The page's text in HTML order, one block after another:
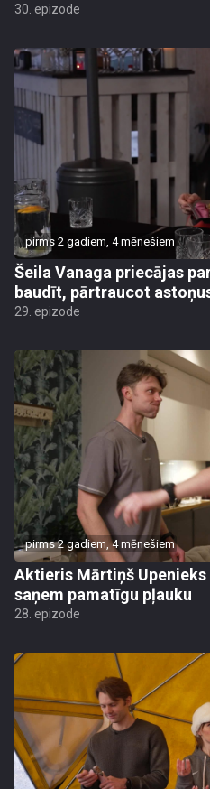
30. epizode
pirms 2 gadiem, 4 mēnešiem
Šeila Vanaga priecājas
baudīt, pārtraucot
29. epizode
pirms 2 gadiem, 4 mēnešiem
Aktieris Mārtiņš
saņem pamatīgu pļauku
28. epizode